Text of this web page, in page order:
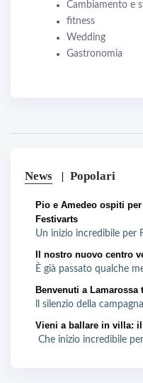
Cambiamento e
fitness
Wedding
Gastronomia
News Popolari
Pio e Amedeo ospiti
Festivarts
Un inizio incredibile per
Il nostro nuovo centro
È già passato qualche
Benvenuti a
ll silenzio della
Vieni a ballare in villa:
Che inizio incredibile